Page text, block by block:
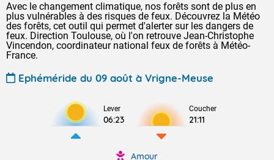
Avec le changement climatique, nos forêts sont de plus en
plus vulnérables à des risques de feux. Découvrez la Météo
des forêts, cet outil qui permet d'alerter sur les dangers de
feux. Direction Toulouse, où l'on retrouve Jean-Christophe
Vincendon, coordinateur national feux de forêts à Météo-
France.
Ephéméride du 09 août à Vrigne-Meuse
Lever
06:23
Coucher
21:11
Amour